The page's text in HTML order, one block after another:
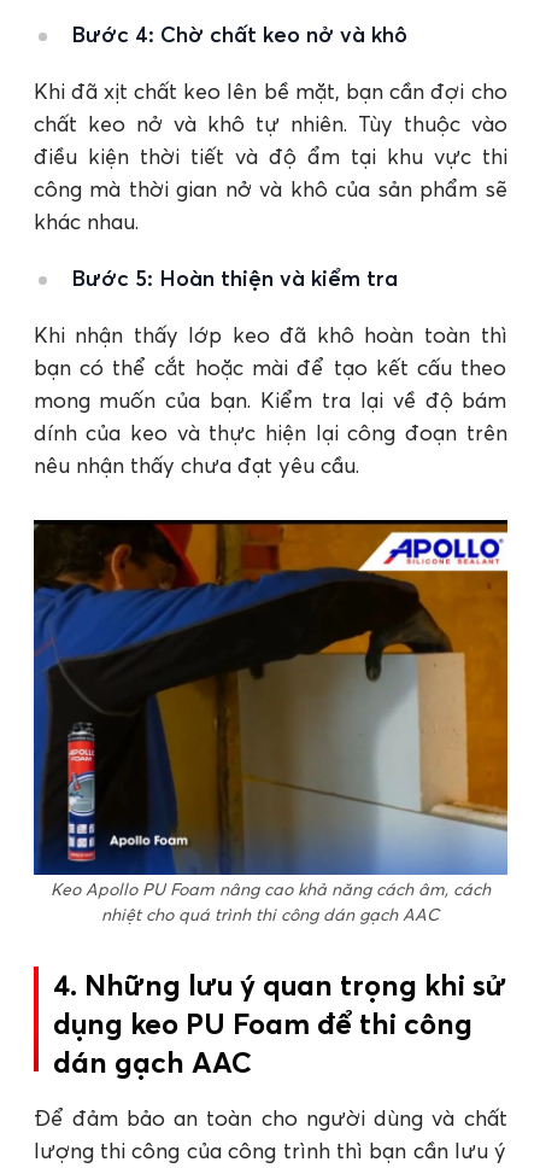
Bước 4: Chờ chất keo nở và khô
Khi đã xịt chất keo lên bề mặt, bạn cần đợi cho
chất keo nở và khô tự nhiên. Tùy thuộc vào
điều kiện thời tiết và độ ẩm tại khu vực thi
công mà thời gian nở và khô của sản phẩm sẽ
khác nhau.
Bước 5: Hoàn thiện và kiểm tra
Khi nhận thấy lớp keo đã khô hoàn toàn thì
bạn có thể cắt hoặc mài để tạo kết cấu theo
mong muốn của bạn. Kiểm tra lại về độ bám
dính của keo và thực hiện lại công đoạn trên
nêu nhận thấy chưa đạt yêu cầu.
Keo Apollo PU Foam nâng cao khả năng cách âm, cách
nhiệt cho quá trình thi công dán gạch AAC
4. Những lưu ý quan trọng khi sử
dụng keo PU Foam để thi công
dán gạch AAC
Để đảm bảo an toàn cho người dùng và chất
lượng thi công của công trình thì bạn cần lưu ý